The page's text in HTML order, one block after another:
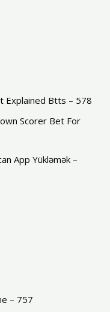
Explained Btts – 578
Scorer Bet For
App Yükləmək –
– 757